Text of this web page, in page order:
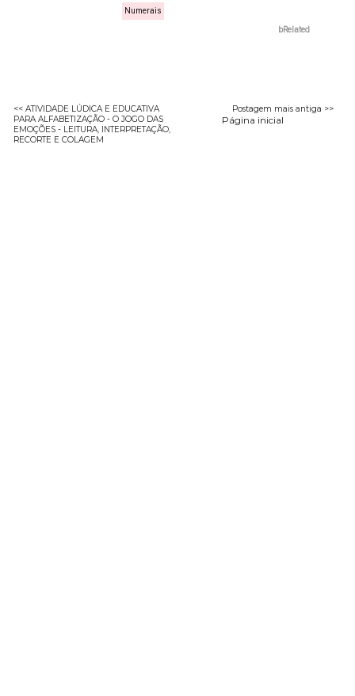
Numerais
bRelated
<< ATIVIDADE LÚDICA E EDUCATIVA
PARA ALFABETIZAÇÃO - O JOGO DAS
EMOÇÕES - LEITURA, INTERPRETAÇÃO,
RECORTE E COLAGEM
Postagem mais antiga >>
Página inicial